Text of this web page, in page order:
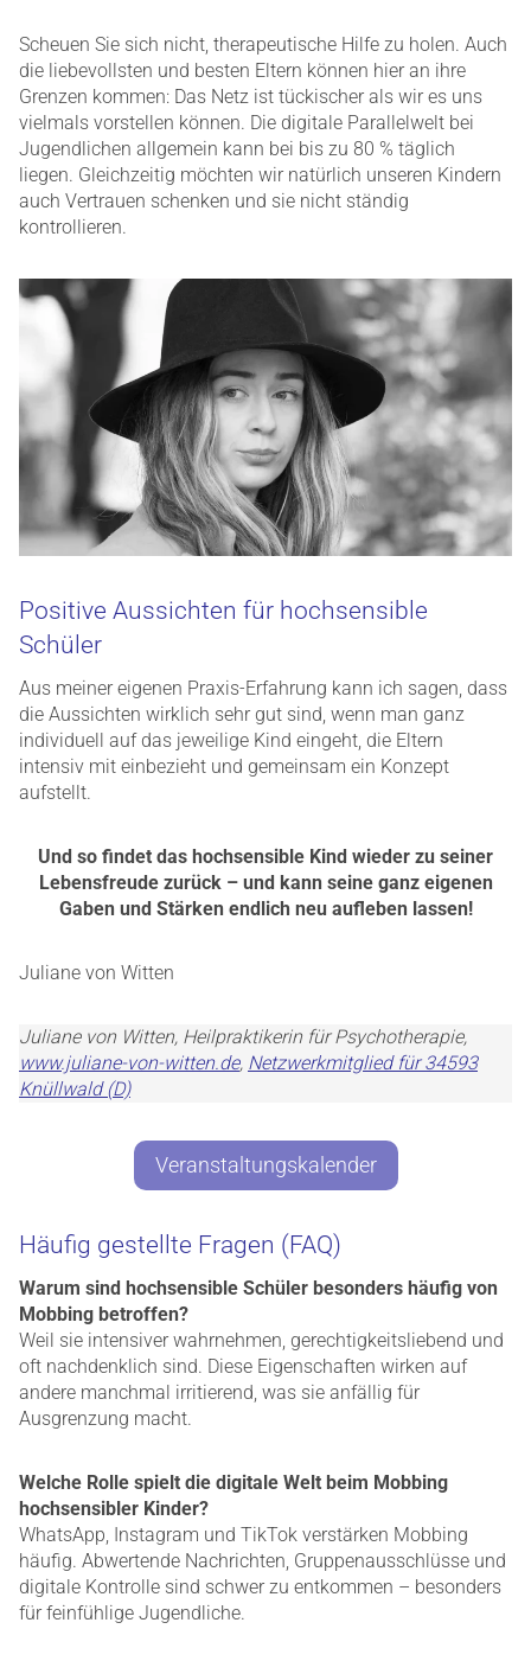
Scheuen Sie sich nicht, therapeutische Hilfe zu holen. Auch
die liebevollsten und besten Eltern können hier an ihre
Grenzen kommen: Das Netz ist tückischer als wir es uns
vielmals vorstellen können. Die digitale Parallelwelt bei
Jugendlichen allgemein kann bei bis zu 80 % täglich
liegen. Gleichzeitig möchten wir natürlich unseren Kindern
auch Vertrauen schenken und sie nicht ständig
kontrollieren.
Positive Aussichten für hochsensible
Schüler
Aus meiner eigenen Praxis-Erfahrung kann ich sagen, dass
die Aussichten wirklich sehr gut sind, wenn man ganz
individuell auf das jeweilige Kind eingeht, die Eltern
intensiv mit einbezieht und gemeinsam ein Konzept
aufstellt.
Und so findet das hochsensible Kind wieder zu seiner
Lebensfreude zurück – und kann seine ganz eigenen
Gaben und Stärken endlich neu aufleben lassen!
Juliane von Witten
Juliane von Witten, Heilpraktikerin für Psychotherapie,
www.juliane-von-witten.de, Netzwerkmitglied für 34593
Knüllwald (D)
Veranstaltungskalender
Häufig gestellte Fragen (FAQ)
Warum sind hochsensible Schüler besonders häufig von
Mobbing betroffen?
Weil sie intensiver wahrnehmen, gerechtigkeitsliebend und
oft nachdenklich sind. Diese Eigenschaften wirken auf
andere manchmal irritierend, was sie anfällig für
Ausgrenzung macht.
Welche Rolle spielt die digitale Welt beim Mobbing
hochsensibler Kinder?
WhatsApp, Instagram und TikTok verstärken Mobbing
häufig. Abwertende Nachrichten, Gruppenausschlüsse und
digitale Kontrolle sind schwer zu entkommen – besonders
für feinfühlige Jugendliche.